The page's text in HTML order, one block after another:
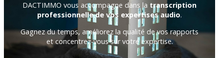
DACTIMMO vous accompagne dans la transcription
professionnelle de vos expertises audio.
Gagnez du temps, améliorez la qualité de vos rapports
et concentrez-vous sur votre expertise.